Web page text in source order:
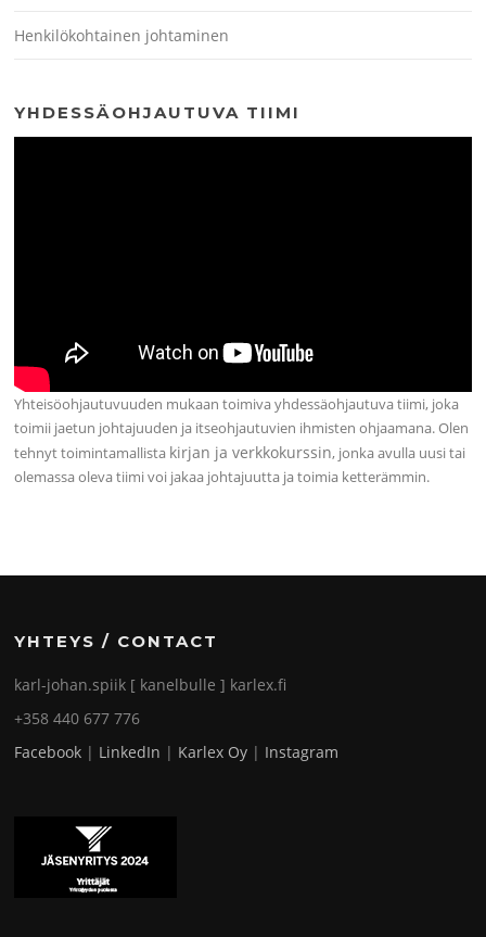
Henkilökohtainen johtaminen
YHDESSÄOHJAUTUVA TIIMI
Yhteisöohjautuvuuden mukaan toimiva yhdessäohjautuva tiimi, joka
toimii jaetun johtajuuden ja itseohjautuvien ihmisten ohjaamana. Olen
tehnyt toimintamallista kirjan ja verkkokurssin, jonka avulla uusi tai
olemassa oleva tiimi voi jakaa johtajuutta ja toimia ketterämmin.
YHTEYS / CONTACT
karl-johan.spiik [ kanelbulle ] karlex.fi
+358 440 677 776
Facebook | LinkedIn | Karlex Oy | Instagram